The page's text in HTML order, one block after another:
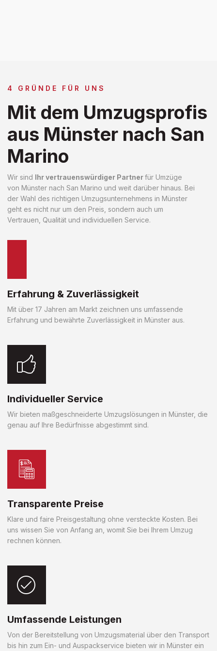
4 GRÜNDE FÜR UNS
Mit dem Umzugsprofis
aus Münster nach San
Marino
Wir sind Ihr vertrauenswürdiger Partnerfür Umzüge
von Münster nach San Marino und weit darüber hinaus. Bei
der Wahl des richtigen Umzugsunternehmens in Münster
geht es nicht nur um den Preis, sondern auch um
Vertrauen, Qualität und individuellen Service.
Erfahrung & Zuverlässigkeit
Mit über 17 Jahren am Markt zeichnen uns umfassende
Erfahrung und bewährte Zuverlässigkeit in Münster aus.
Individueller Service
Wir bieten maßgeschneiderte Umzugslösungen in Münster, die
genau auf Ihre Bedürfnisse abgestimmt sind.
Transparente Preise
Klare und faire Preisgestaltung ohne versteckte Kosten. Bei
uns wissen Sie von Anfang an, womit Sie bei Ihrem Umzug
rechnen können.
Umfassende Leistungen
Von der Bereitstellung von Umzugsmaterial über den Transport
bis hin zum Ein- und Auspackservice bieten wir in Münster ein